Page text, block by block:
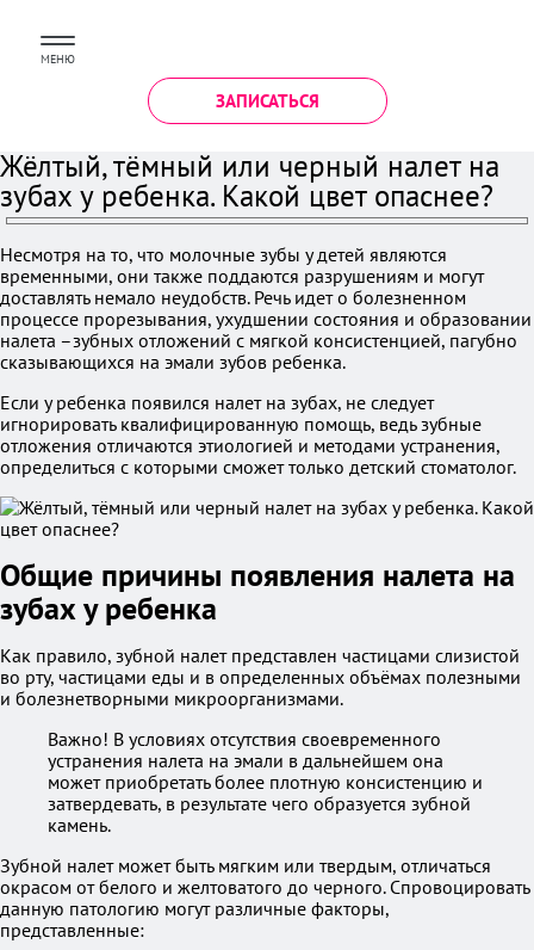
МЕНЮ
ЗАПИСАТЬСЯ
Жёлтый, тёмный или черный налет на
зубах у ребенка. Какой цвет опаснее?
Несмотря на то, что молочные зубы у детей являются
временными, они также поддаются разрушениям и могут
доставлять немало неудобств. Речь идет о болезненном
процессе прорезывания, ухудшении состояния и образовании
налета –зубных отложений с мягкой консистенцией, пагубно
сказывающихся на эмали зубов ребенка.
Если у ребенка появился налет на зубах, не следует
игнорировать квалифицированную помощь, ведь зубные
отложения отличаются этиологией и методами устранения,
определиться с которыми сможет только детский стоматолог.
Общие причины появления налета на
зубах у ребенка
Как правило, зубной налет представлен частицами слизистой
во рту, частицами еды и в определенных объёмах полезными
и болезнетворными микроорганизмами.
Важно! В условиях отсутствия своевременного
устранения налета на эмали в дальнейшем она
может приобретать более плотную консистенцию и
затвердевать, в результате чего образуется зубной
камень.
Зубной налет может быть мягким или твердым, отличаться
окрасом от белого и желтоватого до черного. Спровоцировать
данную патологию могут различные факторы,
представленные: